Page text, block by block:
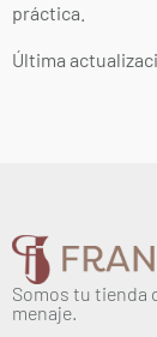
práctica.
Última
Somos tu tienda
menaje.